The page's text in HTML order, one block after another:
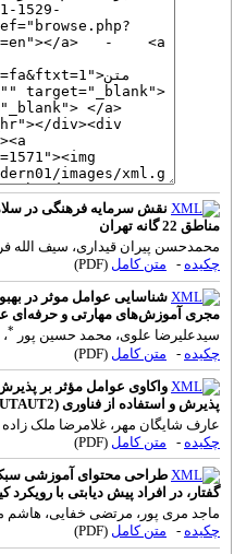
نقش سرمایه فرهنگی در
مناطق 22 گانه تهران
محمدحسن پیران قیداری، سیف الله
چکیده - متن کامل(PDF)
شناسایی عوامل موثر در
مجری آموزش‌های مهارتی و حرفه‌ای
سیدعلیرضا علوی، محمد حسین پور ،
چکیده - متن کامل(PDF)
واکاوی عوامل مؤثر بر پذیرش
پذیرش و استفاده از ‌فناوری (‌UTAUT2‎‌)
عارف شایگان مهر، غلامرضا ملک زاده
چکیده - متن کامل(PDF)
طراحی محتوای آموزشی سبک
گفتار، در افراد پیش دیابتی با
ماجد مری پور، مرتضی خفایی، هاشم
چکیده - متن کامل(PDF)